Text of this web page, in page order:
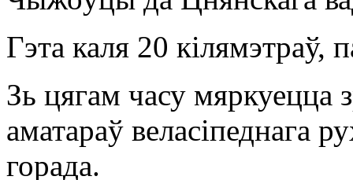
Гэта каля 20
Зь цягам часу мяркуецца
аматараў веласіпеднага
горада.